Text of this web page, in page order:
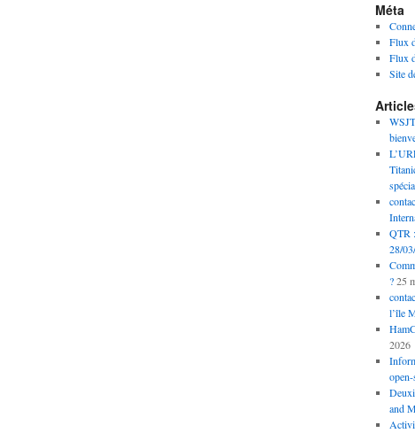
Méta
Flux
Flux
Site
QTR
28/
? 25
l’île
2026
and